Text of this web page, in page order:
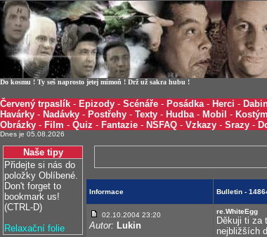
Do kosmu ! Ty seš naprosto jetej mimoň ! Drž už sakra hubu !
Červený trpaslík - Epizody - Scénáře - Posádka- Herci -
Havárky - Nadávky - Postřehy - Texty - Hudba- Mobil -
Obrázky - Film - Quiz - Fantazie - NSFAQ - Vzkazy - Srazy -
Dnes je 05.08.2026
Naše tipy
Přidejte si nás do
položky Oblíbené.
Don't forget to
bookmark us!
(CTRL-D)
Relaxační folie
Informace Bulletin -
02.10.2004 23:20
Autor: Lukin
re.WhiteEgg
Děkuji ti za
nejbližších